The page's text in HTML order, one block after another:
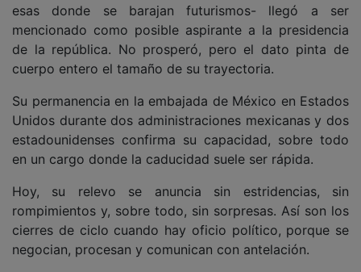
esas donde se barajan futurismos- llegó a ser
mencionado como posible aspirante a la presidencia
de la república. No prosperó, pero el dato pinta de
cuerpo entero el tamaño de su trayectoria.
Su permanencia en la embajada de México en Estados
Unidos durante dos administraciones mexicanas y dos
estadounidenses confirma su capacidad, sobre todo
en un cargo donde la caducidad suele ser rápida.
Hoy, su relevo se anuncia sin estridencias, sin
rompimientos y, sobre todo, sin sorpresas. Así son los
cierres de ciclo cuando hay oficio político, porque se
negocian, procesan y comunican con antelación.